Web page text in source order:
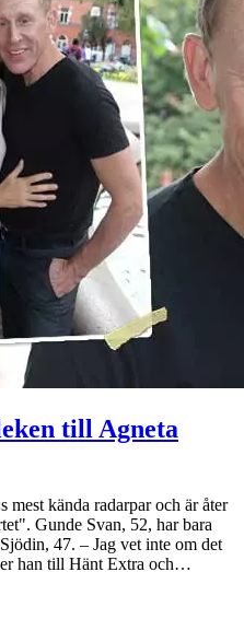
till Agneta
mest kända radarpar och är åter
Gunde Svan, 52, har bara
47. – Jag vet inte om det
han till Hänt Extra och…